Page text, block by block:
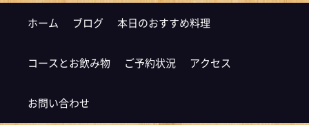
ホーム ブログ 本日のおすすめ料理
コースとお飲み物 ご予約状況 アクセス
お問い合わせ